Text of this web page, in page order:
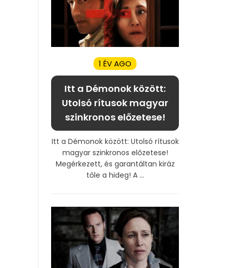
1 ÉV AGO
Itt a Démonok között:
Utolsó rítusok magyar
szinkronos előzetese!
Itt a Démonok között: Utolsó rítusok
magyar szinkronos előzetese!
Megérkezett, és garantáltan kiráz
tőle a hideg! A ...